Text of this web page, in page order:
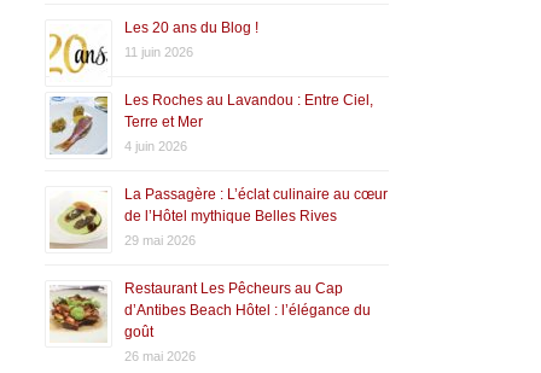
Les 20 ans du Blog !
11 juin 2026
Les Roches au Lavandou : Entre Ciel,
Terre et Mer
4 juin 2026
La Passagère : L’éclat culinaire au cœur
de l’Hôtel mythique Belles Rives
29 mai 2026
Restaurant Les Pêcheurs au Cap
d’Antibes Beach Hôtel : l’élégance du
goût
26 mai 2026